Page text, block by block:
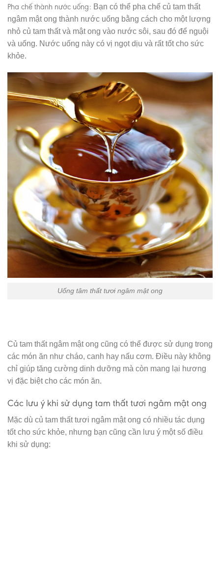
Pha chế thành nước uống: Bạn có thể pha chế củ tam thất
ngâm mật ong thành nước uống bằng cách cho một lượng
nhỏ củ tam thất và mật ong vào nước sôi, sau đó để nguội
và uống. Nước uống này có vị ngọt dịu và rất tốt cho sức
khỏe.
Uống tâm thất tươi ngâm mật ong
Củ tam thất ngâm mật ong cũng có thể được sử dụng trong
các món ăn như cháo, canh hay nấu cơm. Điều này không
chỉ giúp tăng cường dinh dưỡng mà còn mang lại hương
vị đặc biệt cho các món ăn.
Các lưu ý khi sử dụng tam thất tươi ngâm mật ong
Mặc dù củ tam thất tươi ngâm mật ong có nhiều tác dụng
tốt cho sức khỏe, nhưng bạn cũng cần lưu ý một số điều
khi sử dụng: